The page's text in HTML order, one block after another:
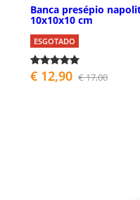
Banca presépio
10x10x10 cm
ESGOTADO
€ 12,90 € 17,00